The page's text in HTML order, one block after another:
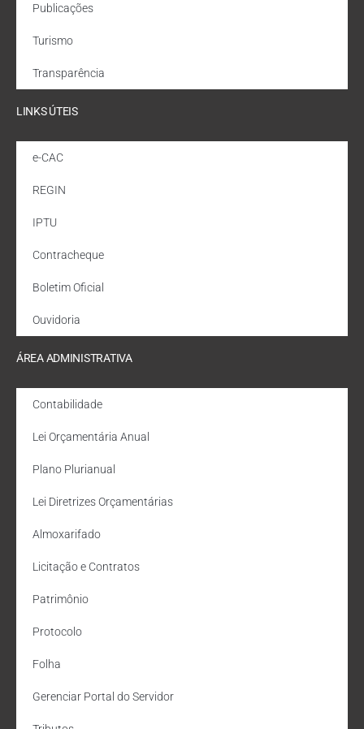
Publicações
Turismo
Transparência
LINKS ÚTEIS
e-CAC
REGIN
IPTU
Contracheque
Boletim Oficial
Ouvidoria
ÁREA ADMINISTRATIVA
Contabilidade
Lei Orçamentária Anual
Plano Plurianual
Lei Diretrizes Orçamentárias
Almoxarifado
Licitação e Contratos
Patrimônio
Protocolo
Folha
Gerenciar Portal do Servidor